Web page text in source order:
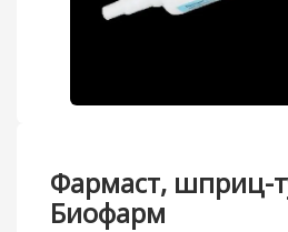
Фармаст, шприц-
Биофарм